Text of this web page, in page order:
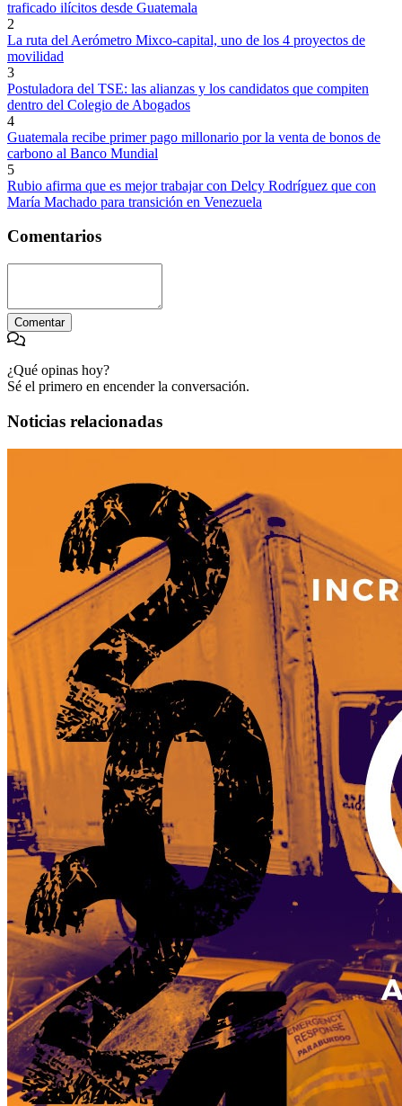
traficado ilícitos desde Guatemala
2
La ruta del Aerómetro Mixco-capital, uno de los 4 proyectos de
movilidad
3
Postuladora del TSE: las alianzas y los candidatos que compiten
dentro del Colegio de Abogados
4
Guatemala recibe primer pago millonario por la venta de bonos de
carbono al Banco Mundial
5
Rubio afirma que es mejor trabajar con Delcy Rodríguez que con
María Machado para transición en Venezuela
Comentarios
Comentar
¿Qué opinas hoy?
Sé el primero en encender la conversación.
Noticias relacionadas